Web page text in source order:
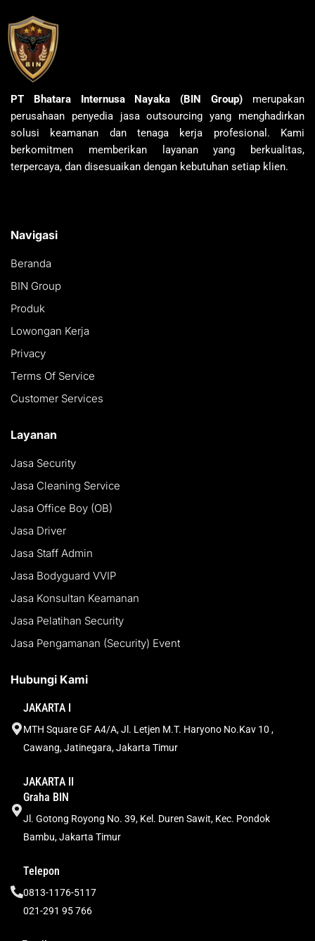
PT Bhatara Internusa Nayaka (BIN Group) merupakan
perusahaan penyedia jasa outsourcing yang menghadirkan
solusi keamanan dan tenaga kerja profesional. Kami
berkomitmen memberikan layanan yang berkualitas,
terpercaya, dan disesuaikan dengan kebutuhan setiap klien.
Navigasi
Beranda
BIN Group
Produk
Lowongan Kerja
Privacy
Terms Of Service
Customer Services
Layanan
Jasa Security
Jasa Cleaning Service
Jasa Office Boy (OB)
Jasa Driver
Jasa Staff Admin
Jasa Bodyguard VVIP
Jasa Konsultan Keamanan
Jasa Pelatihan Security
Jasa Pengamanan (Security) Event
Hubungi Kami
JAKARTA I
MTH Square GF A4/A, Jl. Letjen M.T. Haryono No.Kav 10 ,
Cawang, Jatinegara, Jakarta Timur
JAKARTA II
Graha BIN
Jl. Gotong Royong No. 39, Kel. Duren Sawit, Kec. Pondok
Bambu, Jakarta Timur
Telepon
0813-1176-5117
021-291 95 766